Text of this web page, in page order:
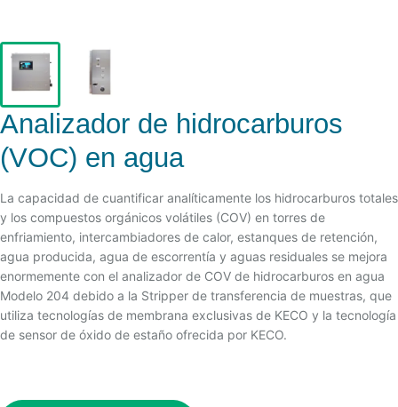
Analizador de hidrocarburos
(VOC) en agua
La capacidad de cuantificar analíticamente los hidrocarburos totales
y los compuestos orgánicos volátiles (COV) en torres de
enfriamiento, intercambiadores de calor, estanques de retención,
agua producida, agua de escorrentía y aguas residuales se mejora
enormemente con el analizador de COV de hidrocarburos en agua
Modelo 204 debido a la Stripper de transferencia de muestras, que
utiliza tecnologías de membrana exclusivas de KECO y la tecnología
de sensor de óxido de estaño ofrecida por KECO.